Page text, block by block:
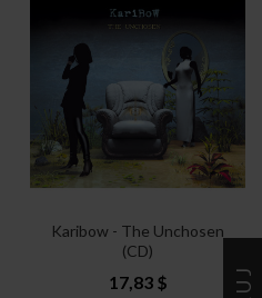
Karibow - The Unchosen
(CD)
17,83 $